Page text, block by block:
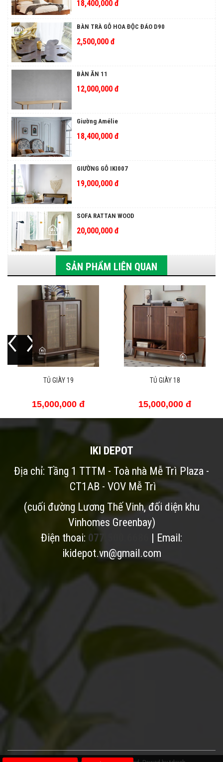
18,400,000 đ
BÀN TRÀ GỖ HOA ĐỘC ĐÁO D90
2,500,000 đ
BÀN ĂN 11
12,000,000 đ
Giường Amélie
18,400,000 đ
GIƯỜNG GỖ IKI007
19,000,000 đ
SOFA RATTAN WOOD
20,000,000 đ
SẢN PHẨM LIÊN QUAN
15,000,000 đ
IKI DEPOT
Địa chỉ: Tầng 1 TTTM - Toà nhà Mễ Trì Plaza -
CT1AB - VOV Mễ Trì
(cuối đường Lương Thế Vinh, đối diện khu
Vinhomes Greenbay)
Điện thoai: 077.500.6686
| Email:
ikidepot.vn@gmail.com